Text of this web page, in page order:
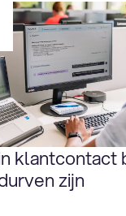
klantcontact
zijn